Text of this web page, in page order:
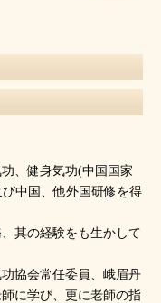
、健身気功(中国国家
中国、他外国研修を得
其の経験をも生かして
協会常任委員、峨眉丹
に学び、更に老師の指